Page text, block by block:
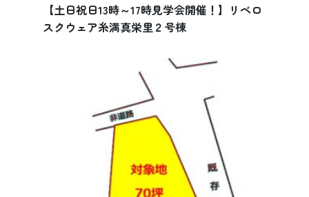
【土日祝日13時～17時見学会開催！】リベロ
スクウェア糸満真栄里２号棟